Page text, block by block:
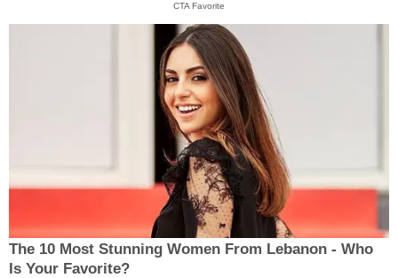
CTA Favorite
The 10 Most Stunning Women From Lebanon - Who
Is Your Favorite?